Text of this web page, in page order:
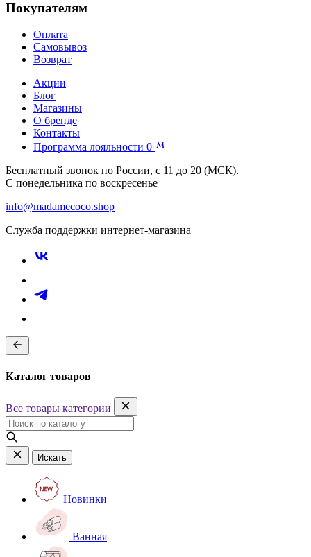
Покупателям
Оплата
Самовывоз
Возврат
Акции
Блог
Магазины
О бренде
Контакты
Программа лояльности 0
Бесплатный звонок по России, с 11 до 20 (МСК).
С понедельника по воскресенье
info@madamecoco.shop
Служба поддержки интернет-магазина
Каталог товаров
Все товары категории
Искать
Новинки
Ванная